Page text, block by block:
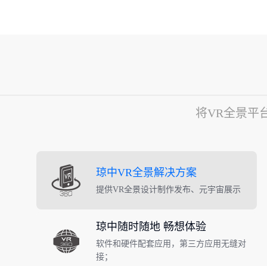
将VR全景平
琼中VR全景解决方案
提供VR全景设计制作发布、元宇宙展示
琼中随时随地 畅想体验
软件和硬件配套应用，第三方应用无缝对
接；